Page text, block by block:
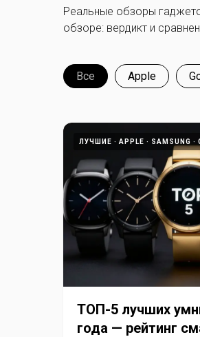
Реальные обзоры
обзоре: вердикт и
Все Apple
ЛУЧШИЕ APPLE SAMSUNG
ТОП-5 лучших
года — рейтинг